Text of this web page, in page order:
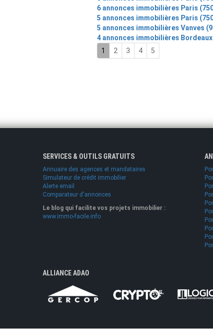
6 annonces immobilières Paris
5 annonces immobilières Paris
5 annonces immobilières Vanves
4 annonces immobilières Bordeaux
1 2 3 4 5
SERVICES & OUTILS GRATUITS
Annuaire des agences et mandataires
Simulateur de crédit immobilier
Alerte email
Comparateur d'annonces
Le blog qui facilite vos projets immobilier :
www.immo-facile.info
ALLIANCE ADAO